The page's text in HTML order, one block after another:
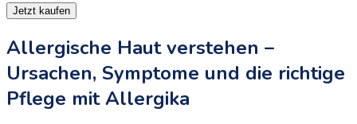
Jetzt kaufen
Allergische Haut verstehen –
Ursachen, Symptome und die richtige
Pflege mit Allergika